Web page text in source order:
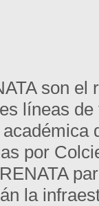
son el
líneas
por
la